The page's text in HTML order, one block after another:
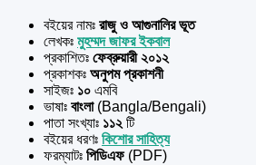
বইয়ের নামঃ রাজু ও আগুনালির ভূত
লেখকঃ মুহম্মদ জাফর ইকবাল
প্রকাশিতঃ ফেব্রুয়ারী ২০১২
প্রকাশকঃ অনুপম প্রকাশনী
সাইজঃ ১০ এমবি
ভাষাঃ বাংলা (Bangla/Bengali)
পাতা সংখ্যাঃ ১১২ টি
বইয়ের ধরণঃ কিশোর সাহিত্য
ফরম্যাটঃ পিডিএফ (PDF)